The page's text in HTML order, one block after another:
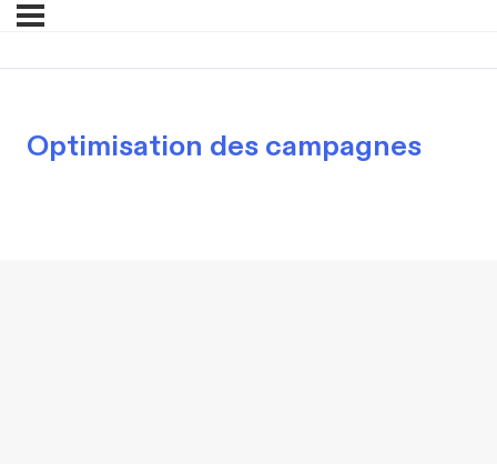
Optimisation des campagnes